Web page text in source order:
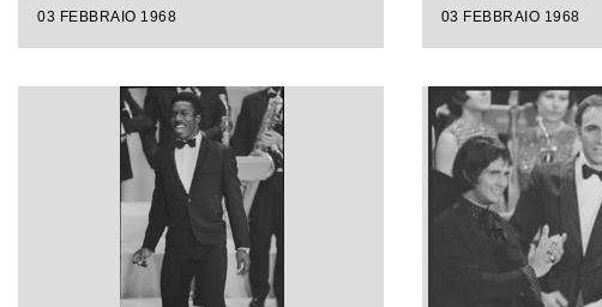
03 FEBBRAIO 1968 03 FEBBRAIO 1968